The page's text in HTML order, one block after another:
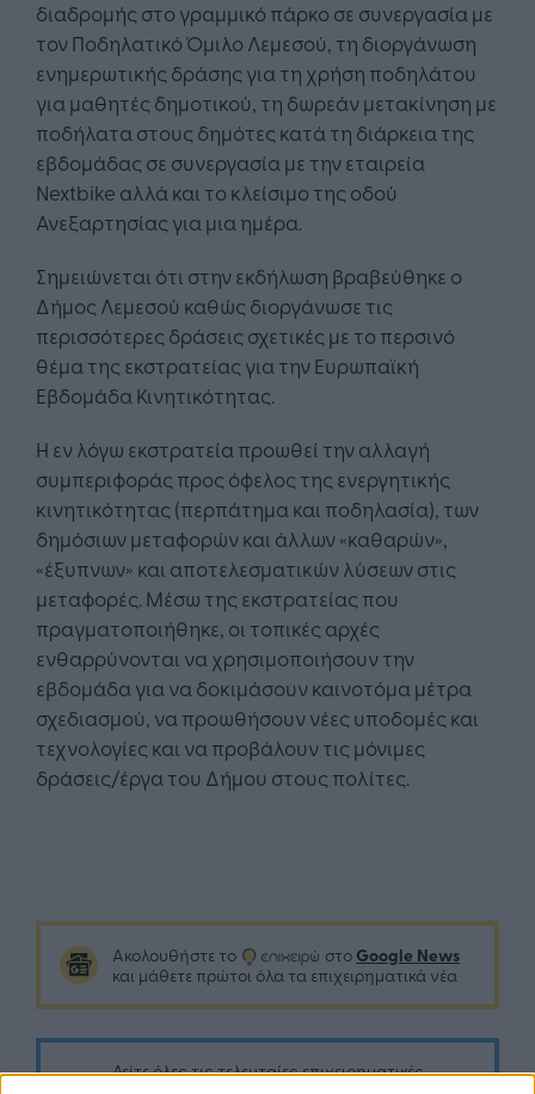
διαδρομής στο γραμμικό πάρκο σε συνεργασία με
τον Ποδηλατικό Όμιλο Λεμεσού, τη διοργάνωση
ενημερωτικής δράσης για τη χρήση ποδηλάτου
για μαθητές δημοτικού, τη δωρεάν μετακίνηση με
ποδήλατα στους δημότες κατά τη διάρκεια της
εβδομάδας σε συνεργασία με την εταιρεία
Nextbike αλλά και το κλείσιμο της οδού
Ανεξαρτησίας για μια ημέρα.
Σημειώνεται ότι στην εκδήλωση βραβεύθηκε ο
Δήμος Λεμεσού καθώς διοργάνωσε τις
περισσότερες δράσεις σχετικές με το περσινό
θέμα της εκστρατείας για την Ευρωπαϊκή
Εβδομάδα Κινητικότητας.
Η εν λόγω εκστρατεία προωθεί την αλλαγή
συμπεριφοράς προς όφελος της ενεργητικής
κινητικότητας (περπάτημα και ποδηλασία), των
δημόσιων μεταφορών και άλλων «καθαρών»,
«έξυπνων» και αποτελεσματικών λύσεων στις
μεταφορές. Μέσω της εκστρατείας που
πραγματοποιήθηκε, οι τοπικές αρχές
ενθαρρύνονται να χρησιμοποιήσουν την
εβδομάδα για να δοκιμάσουν καινοτόμα μέτρα
σχεδιασμού, να προωθήσουν νέες υποδομές και
τεχνολογίες και να προβάλουν τις μόνιμες
δράσεις/έργα του Δήμου στους πολίτες.
Ακολουθήστε το στο Google News
και μάθετε πρώτοι όλα τα επιχειρηματικά νέα
Δείτε όλες τις τελευταίες επιχειρηματικές